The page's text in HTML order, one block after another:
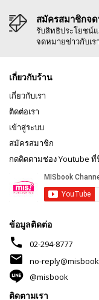
สมัครสมาชิกจ
รับสิทธิประโยชน์
จดหมายข่าวกับเรา
เกี่ยวกับร้าน
เกี่ยวกับเรา
ติดต่อเรา
เข้าสู่ระบบ
สมัครสมาชิก
กดติดตามช่อง Youtube
ข้อมูลติดต่อ
phone 02-294-8777
mail
no-
@misbook
ติดตามเรา